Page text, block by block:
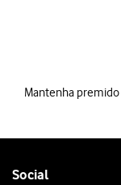
Mantenha premido
Follow
Social